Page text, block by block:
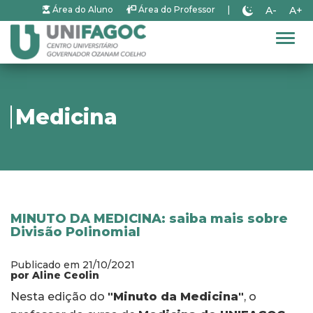
Área do Aluno Área do Professor A- A+
Medicina
MINUTO DA MEDICINA: saiba mais sobre
Divisão Polinomial
Publicado em 21/10/2021
por Aline Ceolin
Nesta edição do "Minuto da Medicina", o